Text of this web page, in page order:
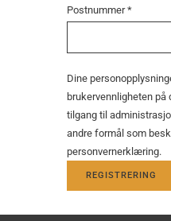
Postnummer*
Dine
brukervennligheten på
tilgang til
andre formål som
personvernerklæring.
REGISTRERING